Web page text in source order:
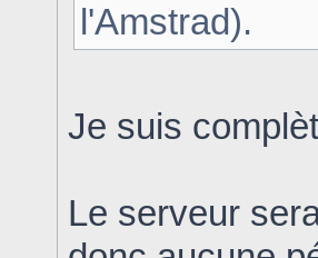
l'Amstrad).
Je suis
Le serveur